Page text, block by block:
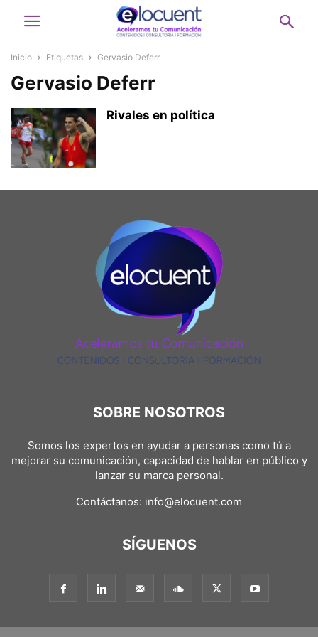
Inicio Etiquetas Gervasio Deferr
Gervasio Deferr
Rivales en política
SOBRE NOSOTROS
Somos los expertos en ayudar a personas como tú a
mejorar su comunicación, capacidad de hablar en público y
lanzar su marca personal.
Contáctanos: info@elocuent.com
SÍGUENOS